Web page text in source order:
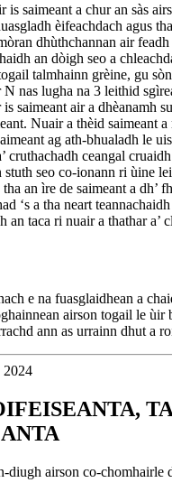
is saimeant a chur an sàs
èifeachdach agus
dhùthchannan air
an dòigh seo a
talmhainn grèine, gu
nas lugha na 3 leithid
saimeant air a dhèanamh
Nuair a thèid saimeant a
ag ath-bhualadh le
cruthachadh ceangal
stuth seo co-ionann ri ùine
an ìre de saimeant a dh’
‘s a tha neart
an taca ri nuair a thathar a’
e na fuasglaidhean a
airson togail le ùir
ann as urrainn dhut a
2024
diugh airson co-chomhairle